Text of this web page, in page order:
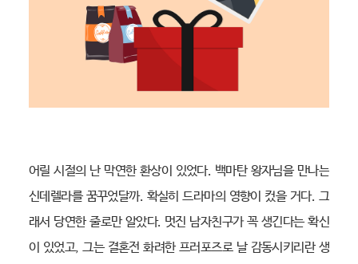
어릴 시절의 난 막연한 환상이 있었다. 백마탄 왕자님을 만나는
신데렐라를 꿈꾸었달까. 확실히 드라마의 영향이 컸을 거다. 그
래서 당연한 줄로만 알았다. 멋진 남자친구가 꼭 생긴다는 확신
이 있었고, 그는 결혼전 화려한 프러포즈로 날 감동시키리란 생